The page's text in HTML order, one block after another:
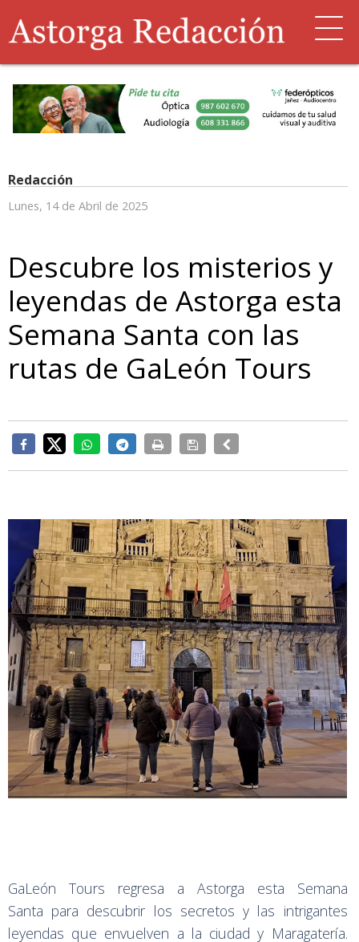
Redacción
Lunes, 14 de Abril de 2025
Descubre los misterios y
leyendas de Astorga esta
Semana Santa con las
rutas de GaLeón Tours
GaLeón Tours regresa a Astorga esta Semana
Santa para descubrir los secretos y las intrigantes
leyendas que envuelven a la ciudad y Maragatería.